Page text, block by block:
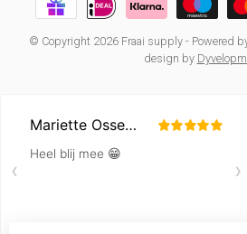
© Copyright 2026 Fraai supply- Powered
design by